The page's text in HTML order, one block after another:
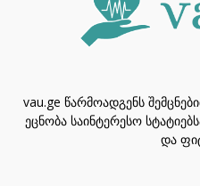
vau.ge წარმოადგენს
ეცნობა საინტერესო
და